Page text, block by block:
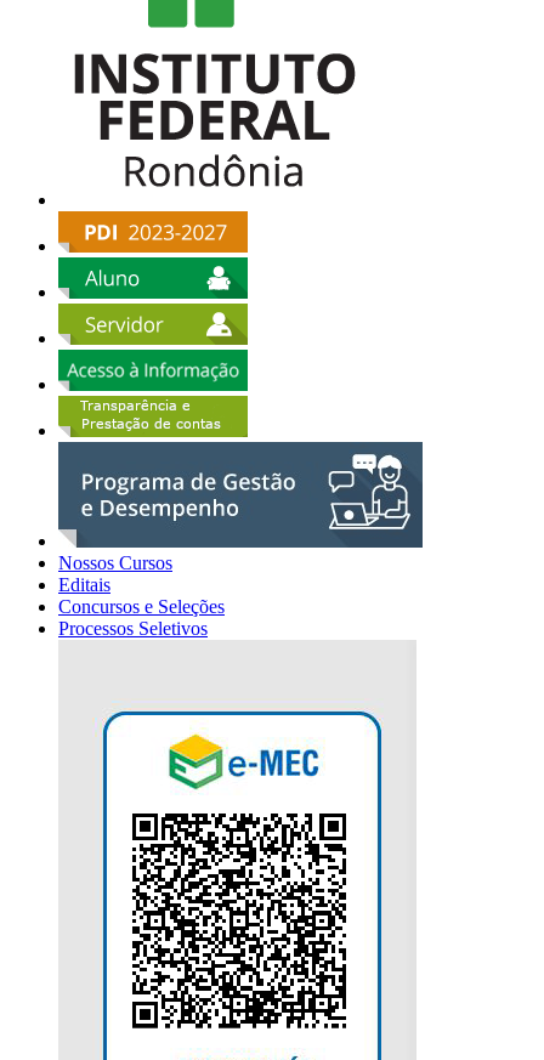
Nossos Cursos
Editais
Concursos e Seleções
Processos Seletivos